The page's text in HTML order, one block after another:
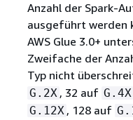
Anzahl der Spark-
ausgeführt werden
AWS Glue 3.0+
Zweifache der
Typ nicht
G.2X , 32 auf G.4X
G.12X , 128 auf